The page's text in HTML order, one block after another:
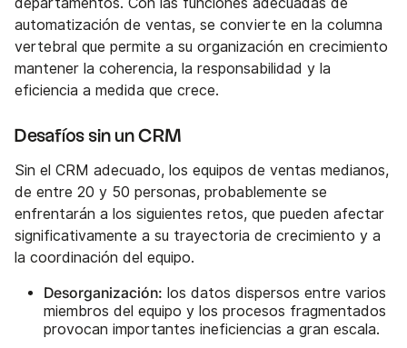
automatización de ventas, se convierte en la columna
vertebral que permite a su organización en crecimiento
mantener la coherencia, la responsabilidad y la
eficiencia a medida que crece.
Desafíos sin un CRM
Sin el CRM adecuado, los equipos de ventas medianos,
de entre 20 y 50 personas, probablemente se
enfrentarán a los siguientes retos, que pueden afectar
significativamente a su trayectoria de crecimiento y a
la coordinación del equipo.
Desorganización: los datos dispersos entre varios
miembros del equipo y los procesos fragmentados
provocan importantes ineficiencias a gran escala.